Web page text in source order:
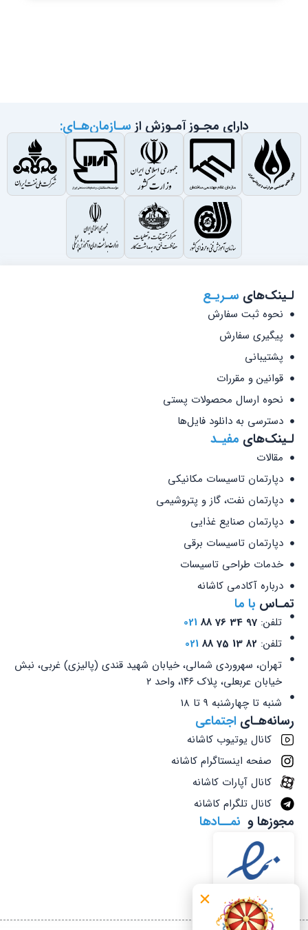
دارای مجـوز آمـوزش از سـازمان‌هـای:
لـینک‌های سـریـع
نحوه ثبت سفارش
پیگیری سفارش
پشتیبانی
قوانین و مقررات
نحوه ارسال محصولات پستی
دسترسی به دانلود فایل‌ها
لـینک‌های مفیـد
مقالات
دپارتمان تاسیسات مکانیکی
دپارتمان نفت، گاز و پتروشیمی
دپارتمان صنایع غذایی
دپارتمان تاسیسات برقی
خدمات طراحی تاسیسات
درباره آکادمی کاشانه
تمـاس با ما
تلفن:97 34 76 88
021
تلفن: 82 13 75 88
021
تهران، سهروردی شمالی، خیابان شهید قندی (پالیزی) غربی، نبش
خیابان عربعلی، پلاک ۱۴۶، واحد ۲
شنبه تا چهارشنبه 9 تا 18
رسانه‌هـای اجتماعی
کانال یوتیوب کاشانه
صفحه اینستاگرام کاشانه
کانال آپارات کاشانه
کانال تلگرام کاشانه
مجوزها و نمــادها